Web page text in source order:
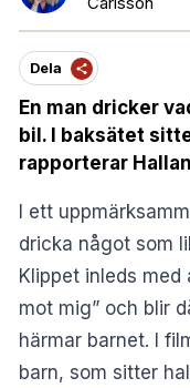
Dela
En man dricker
bil. I baksätet
rapporterar
I ett
dricka något som
Klippet inleds
mot mig” och blir
härmar barnet. I
barn, som sitter